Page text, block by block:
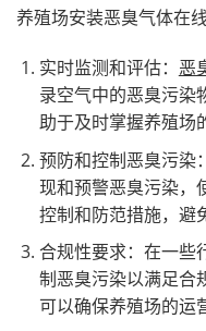
养殖场安装恶臭气体在
实时监测和评估： 恶
录空气中的恶臭污染
助于及时掌握养殖场
预防和控制恶臭污染
现和预警恶臭污染，
控制和防范措施，避
合规性要求：在一些
制恶臭污染以满足合
可以确保养殖场的运